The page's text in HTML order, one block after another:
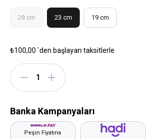
28 cm 23 cm 19 cm
₺100,00 `den başlayan taksitlerle
Banka Kampanyaları
Peşin Fiyatına